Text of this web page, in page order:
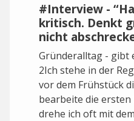
#Interview -
kritisch. Denkt
nicht
Gründeralltag - gibt
2Ich stehe in der
vor dem Frühstück
bearbeite die ersten
drehe ich oft mit